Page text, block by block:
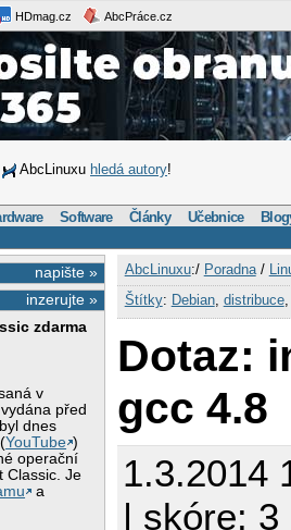
HDmag.cz AbcPráce.cz
AbcLinuxu hledá autory!
Software Články Učebnice
napište »
inzerujte »
zdarma
v
před
dnes
(YouTube )
operační
Classic. Je
a
AbcLinuxu:/ Poradna/
Štítky: Debian, distribuce
Dotaz:
gcc 4.8
1.3.2014
| skóre: 3